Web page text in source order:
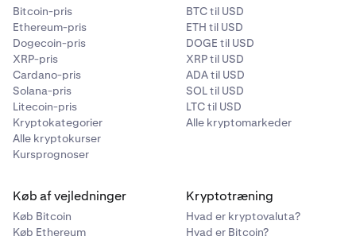
Bitcoin-pris
Ethereum-pris
Dogecoin-pris
XRP-pris
Cardano-pris
Solana-pris
Litecoin-pris
Kryptokategorier
Alle kryptokurser
Kursprognoser
BTC til USD
ETH til USD
DOGE til USD
XRP til USD
ADA til USD
SOL til USD
LTC til USD
Alle kryptomarkeder
Køb af vejledninger
Køb Bitcoin
Køb Ethereum
Kryptotræning
Hvad er kryptovaluta?
Hvad er Bitcoin?